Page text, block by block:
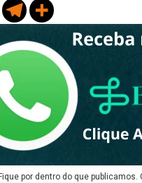
Fique por dentro do que